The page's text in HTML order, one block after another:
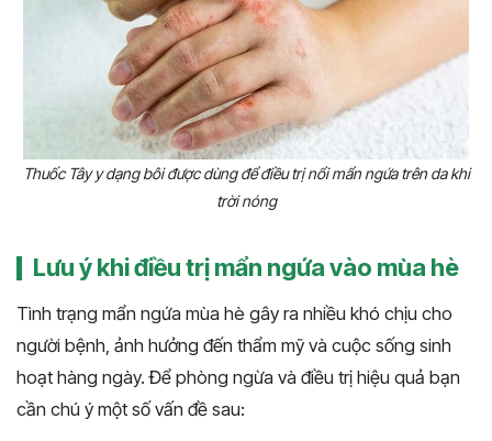
Thuốc Tây y dạng bôi được dùng để điều trị nổi mẩn ngứa trên da khi
trời nóng
Lưu ý khi điều trị mẩn ngứa vào mùa hè
Tình trạng mẩn ngứa mùa hè gây ra nhiều khó chịu cho
người bệnh, ảnh hưởng đến thẩm mỹ và cuộc sống sinh
hoạt hàng ngày. Để phòng ngừa và điều trị hiệu quả bạn
cần chú ý một số vấn đề sau: